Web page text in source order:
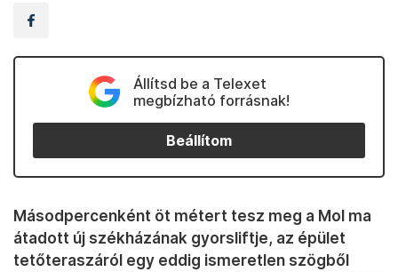
Állítsd be a Telexet
megbízható forrásnak!
Beállítom
Másodpercenként öt métert tesz meg a Mol ma
átadott új székházának gyorsliftje, az épület
tetőteraszáról egy eddig ismeretlen szögből